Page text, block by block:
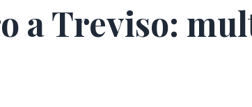
a Treviso: